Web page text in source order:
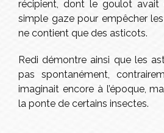
récipient, dont le goulot avait
simple gaze pour empêcher les
ne contient que des asticots.
Redi démontre ainsi que les
pas spontanément,
imaginait encore à l’époque,
la ponte de certains insectes.